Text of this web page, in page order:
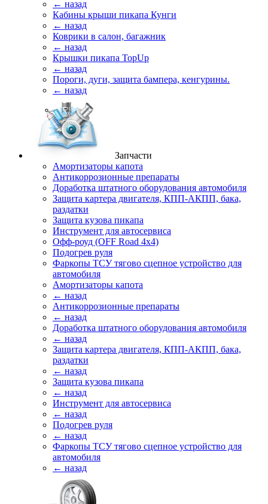
← назад
Кабины крыши пикапа Кунги
← назад
Коврики в салон, багажник
← назад
Крышки пикапа TopUp
← назад
Пороги, дуги, защита бампера, кенгурины.
← назад
Запчасти
Амортизаторы капота
Антикоррозионные препараты
Доработка штатного оборудования автомобиля
Защита картера двигателя, КПП-АКПП, бака,
раздатки
Защита кузова пикапа
Инструмент для автосервиса
Офф-роуд (OFF Road 4x4)
Подогрев руля
Фаркопы ТСУ тягово сцепное устройство для
автомобиля
Амортизаторы капота
← назад
Антикоррозионные препараты
← назад
Доработка штатного оборудования автомобиля
← назад
Защита картера двигателя, КПП-АКПП, бака,
раздатки
← назад
Защита кузова пикапа
← назад
Инструмент для автосервиса
← назад
Подогрев руля
← назад
Фаркопы ТСУ тягово сцепное устройство для
автомобиля
← назад